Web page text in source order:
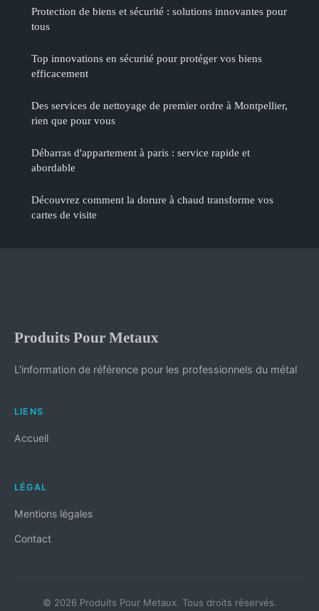
Protection de biens et sécurité : solutions innovantes pour
tous
Top innovations en sécurité pour protéger vos biens
efficacement
Des services de nettoyage de premier ordre à Montpellier,
rien que pour vous
Débarras d'appartement à paris : service rapide et
abordable
Découvrez comment la dorure à chaud transforme vos
cartes de visite
Produits Pour Metaux
L'information de référence pour les professionnels du métal
LIENS
Accueil
LÉGAL
Mentions légales
Contact
© 2026 Produits Pour Metaux. Tous droits réservés.